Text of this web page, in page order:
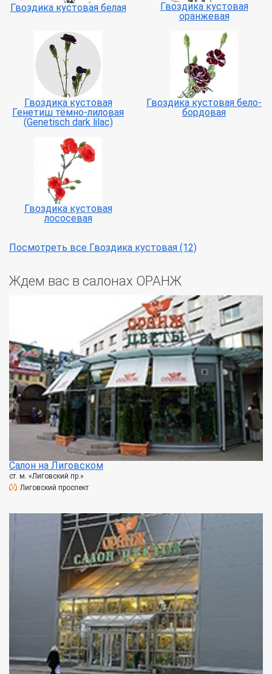
Гвоздика кустовая белая
Гвоздика кустовая
оранжевая
Гвоздика кустовая
Генетиш тёмно-лиловая
(Genetisch dark lilac)
Гвоздика кустовая бело-
бордовая
Гвоздика кустовая
лососевая
Посмотреть все Гвоздика кустовая (12)
Ждем вас в салонах ОРАНЖ
Салон на Лиговском
ст. м. «Лиговский пр.»
Лиговский проспект